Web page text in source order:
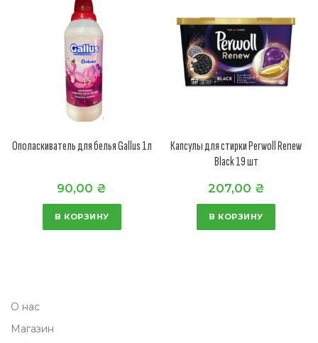
Ополаскиватель для белья Gallus 1л
90,00 ₴
В КОРЗИНУ
Капсулы для стирки Perwoll Renew
Black 19 шт
207,00 ₴
В КОРЗИНУ
О нас
Магазин